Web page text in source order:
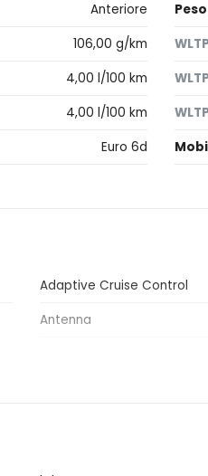
Anteriore
106,00 g/km
4,00 l/100 km
4,00 l/100 km
Euro 6d
Adaptive Cruise Control
Antenna